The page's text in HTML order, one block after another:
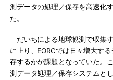
測データの処理／保存を高速化
た。
だいちによる地球観測で収集
に上り、EORCでは日々増大す
存するかが課題となっていた。
測データ処理／保存システムと